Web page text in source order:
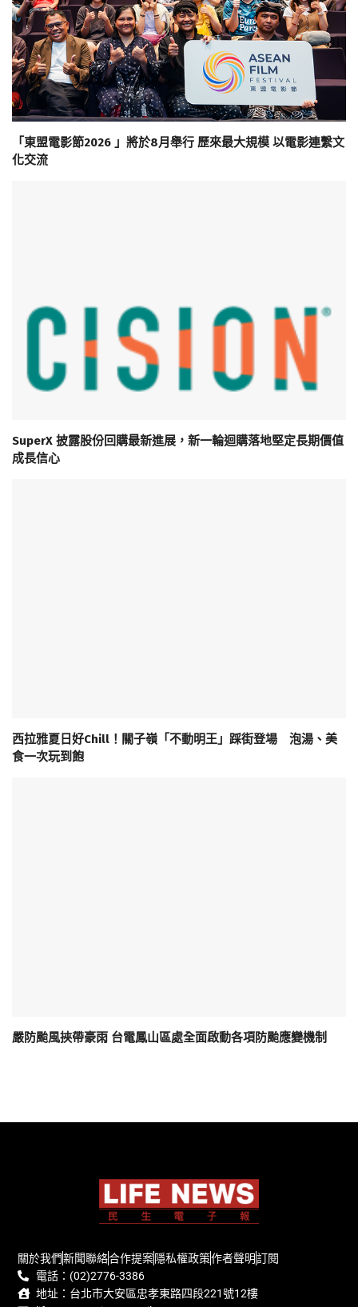
「東盟電影節2026 」將於8月舉行 歷來最大規模 以電影連繫文
化交流
SuperX 披露股份回購最新進展，新一輪迴購落地堅定長期價值
成長信心
西拉雅夏日好Chill！關子嶺「不動明王」踩街登場 泡湯、美
食一次玩到飽
嚴防颱風挾帶豪雨 台電鳳山區處全面啟動各項防颱應變機制
關於我們新聞聯絡合作提案隱私權政策作者聲明訂閱
電話：(02)2776-3386
地址：台北市大安區忠孝東路四段221號12樓